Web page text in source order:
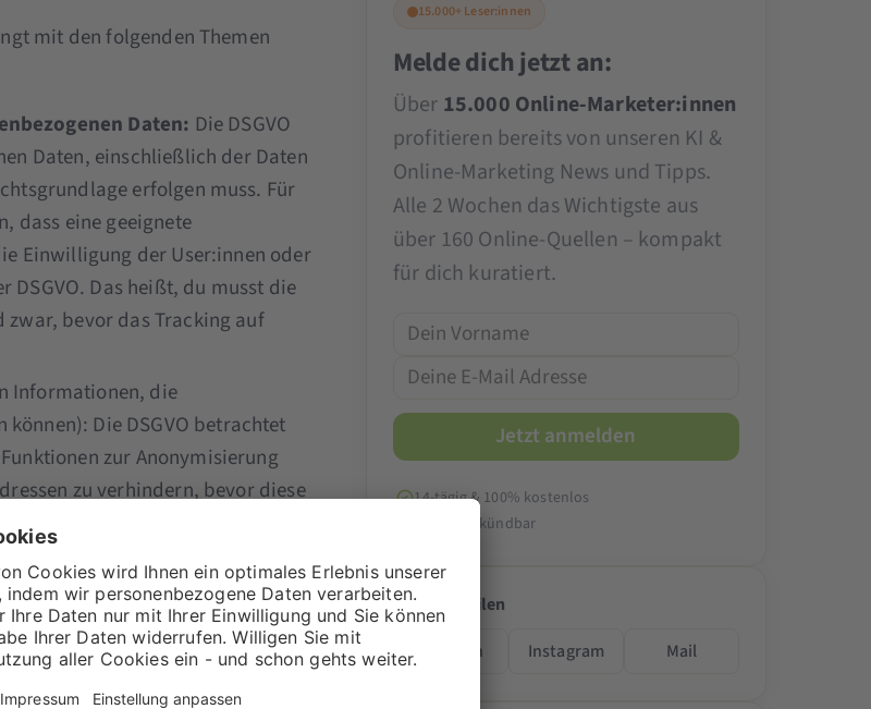
mit den folgenden Themen
Daten: Die DSGVO
Daten, einschließlich der Daten
erfolgen muss. Für
dass eine geeignete
Einwilligung der User:innen oder
DSGVO. Das heißt, du musst die
bevor das Tracking auf
Informationen, die
Die DSGVO betrachtet
zur Anonymisierung
zu verhindern, bevor diese
Google hat sogar mitgeteilt, dass
müssten, da diese weder
IP-Adresse in GA4
wie folgt: 46.114.90.134. In
in UA aktiviert ist,
15.000+ Leser:innen
Melde dich jetzt an:
Über 15.000 Online-Marketer:innen
profitieren bereits von unseren KI &
Online-Marketing News und Tipps.
Alle 2 Wochen das Wichtigste aus
über 160 Online-Quellen – kompakt
für dich kuratiert.
14-tägig & 100% kostenlos
Jederzeit kündbar
Artikel teilen
LinkedIn
Instagram Mail